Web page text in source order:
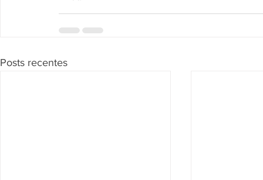
Posts recentes